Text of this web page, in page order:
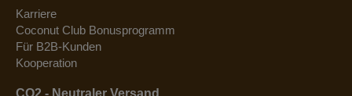
Karriere
Coconut Club Bonusprogramm
Für B2B-Kunden
Kooperation